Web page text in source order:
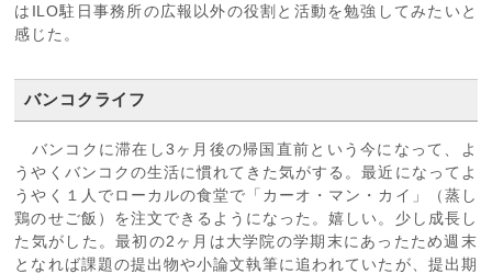
はILO駐日事務所の広報以外の役割と活動を勉強してみたいと
感じた。
バンコクライフ
バンコクに滞在し3ヶ月後の帰国直前という今になって、よ
うやくバンコクの生活に慣れてきた気がする。最近になってよ
うやく１人でローカルの食堂で「カーオ・マン・カイ」（蒸し
鶏のせご飯）を注文できるようになった。嬉しい。少し成長し
た気がした。最初の2ヶ月は大学院の学期末にあったため週末
となれば課題の提出物や小論文執筆に追われていたが、提出期